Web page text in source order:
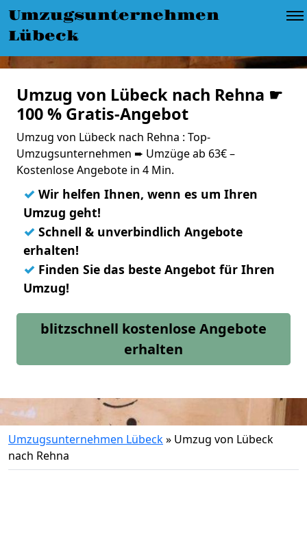
Umzugsunternehmen
Lübeck
Umzug von Lübeck nach Rehna ☛
100 % Gratis-Angebot
Umzug von Lübeck nach Rehna : Top-
Umzugsunternehmen ➨ Umzüge ab 63€ –
Kostenlose Angebote in 4 Min.
✓ Wir helfen Ihnen, wenn es um Ihren
Umzug geht!
✓ Schnell & unverbindlich Angebote
erhalten!
✓ Finden Sie das beste Angebot für Ihren
Umzug!
blitzschnell kostenlose Angebote
erhalten
Umzugsunternehmen Lübeck» Umzug von Lübeck
nach Rehna